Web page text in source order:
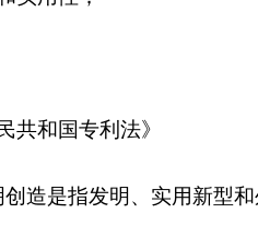
共和国专利法》
造是指发明、实用新型